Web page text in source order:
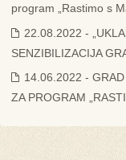
program „Rastimo s
22.08.2022 -
SENZIBILIZACIJA
14.06.2022 -
ZA PROGRAM